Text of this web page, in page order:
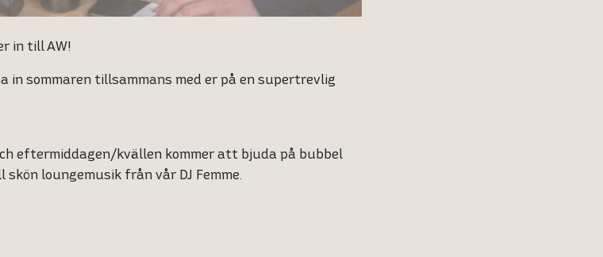
in till AW!
in sommaren tillsammans med er på en supertrevlig
eftermiddagen/kvällen kommer att bjuda på bubbel
loungemusik från vår DJ Femme.